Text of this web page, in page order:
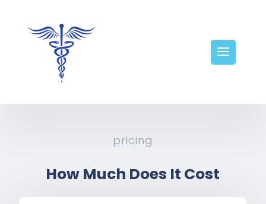
pricing
How Much Does It Cost